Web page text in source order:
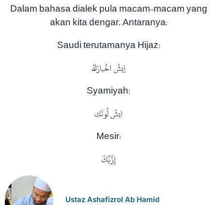
Dalam bahasa dialek pula macam-macam yang
akan kita dengar. Antaranya:
Saudi terutamanya Hijaz:
اِيشْ اخْبارَكْ
Syamiyah:
ايشْ لُونَك
Mesir:
إِزَّيَّكْ
Ustaz Ashafizrol Ab Hamid